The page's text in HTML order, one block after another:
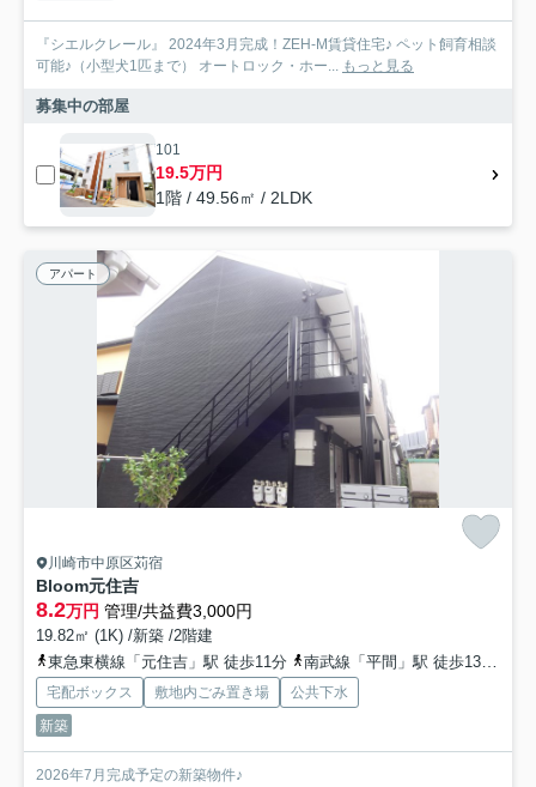
『シエルクレール』 2024年3月完成！ZEH-M賃貸住宅♪ ペット飼育相談
可能♪（小型犬1匹まで） オートロック・ホー... もっと見る
募集中の部屋
101
19.5万円
1階 / 49.56㎡ / 2LDK
アパート
川崎市中原区苅宿
Bloom元住吉
8.2万円 管理/共益費3,000円
19.82㎡ (1K) /新築 /2階建
東急東横線「元住吉」駅 徒歩11分
南武線「平間」駅 徒歩13分
宅配ボックス 敷地内ごみ置き場
公共下水
新築
2026年7月完成予定の新築物件♪